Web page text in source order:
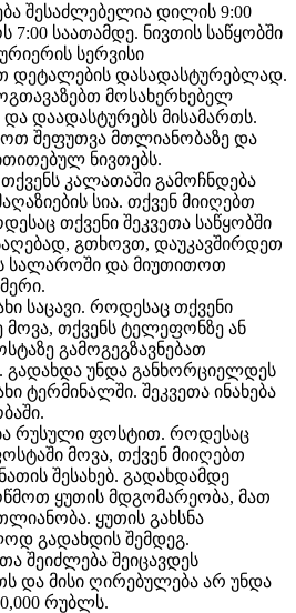
შესაძლებელია დილის 9:00
7:00 საათამდე. ნივთის საწყობში
სერვისი
დეტალების დასადასტურებლად.
მოსახერხებელ
დაადასტურებს მისამართს.
შეფუთვა მთლიანობაზე და
ნივთებს.
თქვენს კალათაში გამოჩნდება
სია. თქვენ მიიღებთ
თქვენი შეკვეთა საწყობში
გთხოვთ, დაუკავშირდეთ
სალაროში და მიუთითოთ
საცავი. როდესაც თქვენი
მოვა, თქვენს ტელეფონზე ან
გამოგეგზავნებათ
გადახდა უნდა განხორციელდეს
ტერმინალში. შეკვეთა ინახება
რუსული ფოსტით. როდესაც
მოვა, თქვენ მიიღებთ
შესახებ. გადახდამდე
ყუთის მდგომარეობა, მათ
ყუთის გახსნა
გადახდის შემდეგ.
შეიძლება შეიცავდეს
და მისი ღირებულება არ უნდა
რუბლს.